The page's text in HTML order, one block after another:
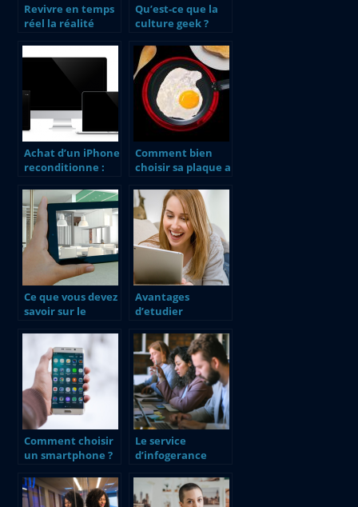
Revivre en temps
réel la réalité
Qu’est-ce que la
culture geek ?
Achat d’un iPhone
reconditionne :
Comment bien
choisir sa plaque a
Ce que vous devez
savoir sur le
Avantages
d’etudier
ligne
Comment choisir
un smartphone ?
Le service
d’infogerance